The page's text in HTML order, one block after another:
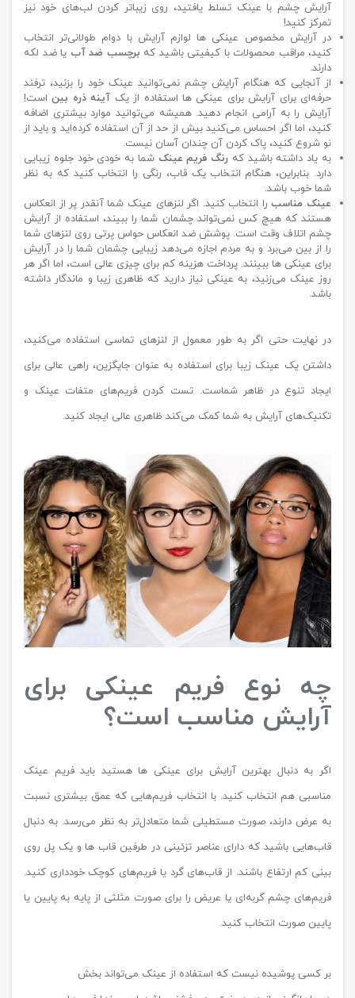
آرایش چشم با عینک تسلط یافتید، روی زیباتر کردن لب‌های خود نیز
تمرکز کنید!
در آرایش مخصوص عینکی ها لوازم آرایش با دوام طولانی‌تر انتخاب
کنید، مراقب محصولات با کیفیتی باشید که برچسب ضد آب یا ضد لکه
دارند.
از آنجایی که هنگام آرایش چشم نمی‌توانید عینک خود را بزنید، ترفند
حرفه‌ای برای آرایش برای عینکی ها استفاده از یک آینه ذره بیناست!
آرایش را به آرامی انجام دهید. همیشه می‌توانید موارد بیشتری اضافه
کنید، اما اگر احساس می‌کنید بیش از حد از آن استفاده کرده‌اید و باید از
نو شروع کنید، پاک کردن آن چندان آسان نیست.
به یاد داشته باشید که رنگ فریم عینک شما به خودی خود جلوه زیبایی
دارد. بنابراین، هنگام انتخاب یک قاب، رنگی را انتخاب کنید که به نظر
شما خوب باشد.
عینک مناسبرا انتخاب کنید. اگر لنزهای عینک شما آنقدر پر از انعکاس
هستند که هیچ کس نمی‌تواند چشمان شما را ببیند، استفاده از آرایش
چشم اتلاف وقت است. پوشش ضد انعکاس حواس پرتی روی لنزهای شما
را از بین می‌برد و به مردم اجازه می‌دهد زیبایی چشمان شما را در آرایش
برای عینکی ها ببینند. پرداخت هزینه کم برای چیزی عالی است، اما اگر هر
روز عینک می‌زنید، به عینکی نیاز دارید که ظاهری زیبا و ماندگار داشته
باشد.
در نهایت حتی اگر به طور معمول از لنزهای تماسی استفاده می‌کنید،
داشتن یک عینک زیبا برای استفاده به عنوان جایگزین، راهی عالی برای
ایجاد تنوع در ظاهر شماست. تست کردن فریم‌های متفات عینک و
تکنیک‌های آرایش به شما کمک می‌کند ظاهری عالی ایجاد کنید.
چه نوع فریم عینکی برای
آرایش مناسب است؟
اگر به دنبال بهترین آرایش برای عینکی ها هستید باید فریم عینک
مناسبی هم انتخاب کنید. با انتخاب فریم‌هایی که عمق بیشتری نسبت
به عرض دارند، صورت مستطیلی شما متعادل‌تر به نظر می‌رسد. به دنبال
قاب‌هایی باشید که دارای عناصر تزئینی در طرفین قاب ها و یک پل روی
بینی کم ارتفاع باشند. از قاب‌های گرد یا فریم‌های کوچک خودداری کنید.
فریم‌های چشم گربه‌ای یا عریض را برای صورت مثلثی از پایه به پایین یا
پایین صورت انتخاب کنید.
بر کسی پوشیده نیست که استفاده از عینک می‌تواند بخش